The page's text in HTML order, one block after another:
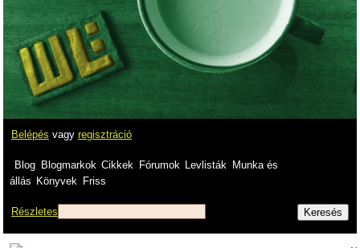
Belépés vagy regisztráció
Blog Blogmarkok Cikkek Fórumok Levlisták
Munka és
állás Könyvek Friss
Részletes